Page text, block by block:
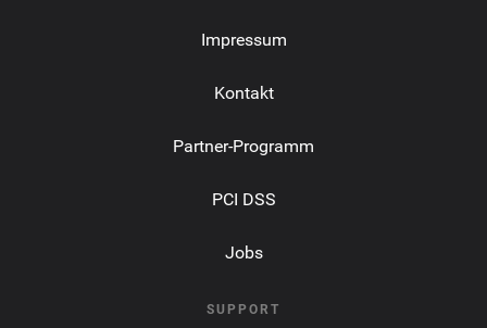
Impressum
Kontakt
Partner-Programm
PCI DSS
Jobs
SUPPORT